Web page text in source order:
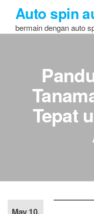
the
Auto spin
bermain dengan auto
Tepat